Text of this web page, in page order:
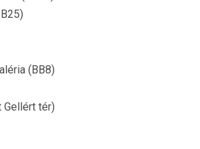
(BB8)
Gellért tér)